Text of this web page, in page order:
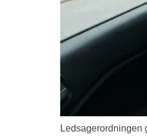
Ledsagerordningen